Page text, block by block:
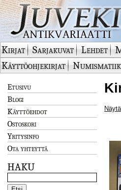
Kirjat Sarjakuvat Lehdet
Käyttöohjekirjat
Etusivu
Blogi
Käyttöehdot
Ostoskori
Yritysinfo
Ota yhteyttä
HAKU